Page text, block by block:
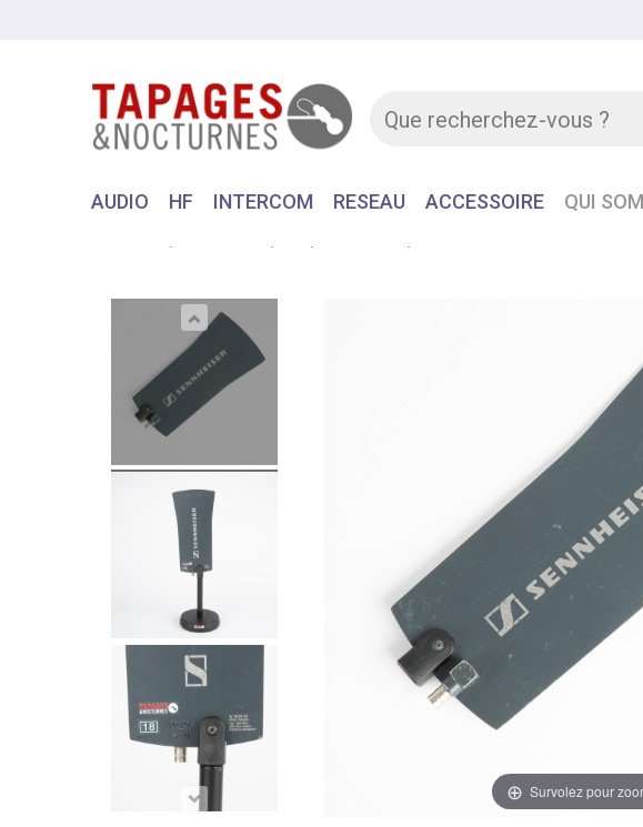
AUDIO HF INTERCOM RESEAU ACCESSOIRE QUI
Survolez pour